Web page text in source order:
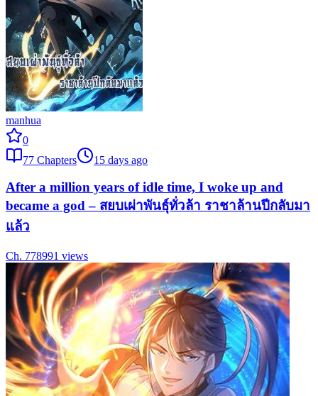
manhua
0
77 Chapters 15 days ago
After a million years of idle time, I woke up and
became a god – สยบเผ่าพันธุ์ทั่วล้า ราชาล้านปีกลับมา
แล้ว
Ch. 778991 views